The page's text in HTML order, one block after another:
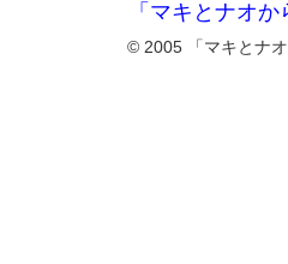
「マキとナオか
© 2005 「マキとナオ